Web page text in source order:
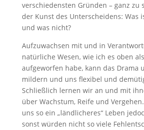
verschiedensten Gründen – ganz zu
der Kunst des Unterscheidens: Was
und was nicht?
Aufzuwachsen mit und in
natürliche Wesen, wie ich es oben
aufgeworfen habe, kann das Drama
mildern und uns flexibel und
Schließlich lernen wir an und mit
über Wachstum, Reife und
uns so ein „ländlicheres“ Leben
sonst würden nicht so viele